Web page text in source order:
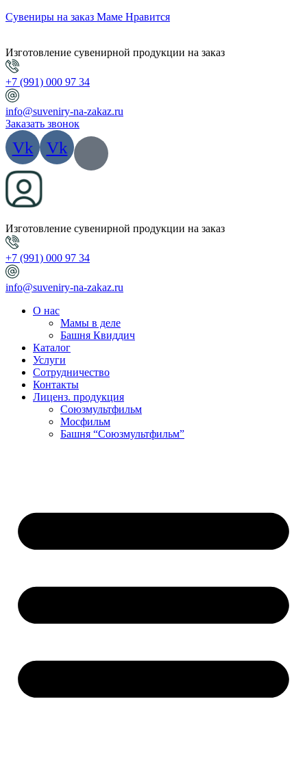
Сувениры на заказ Маме Нравится
Изготовление сувенирной продукции на заказ
+7 (991) 000 97 34
info@suveniry-na-zakaz.ru
Заказать звонок
Vk Vk
Изготовление сувенирной продукции на заказ
+7 (991) 000 97 34
info@suveniry-na-zakaz.ru
О нас
Мамы в деле
Башня Квиддич
Каталог
Услуги
Сотрудничество
Контакты
Лиценз. продукция
Союзмультфильм
Мосфильм
Башня “Союзмультфильм”